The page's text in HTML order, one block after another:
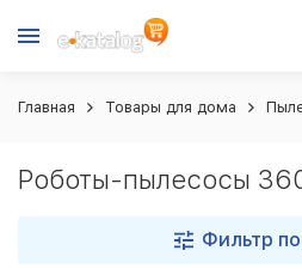
Главная Товары для дома
Роботы-пылесосы
Фильтр